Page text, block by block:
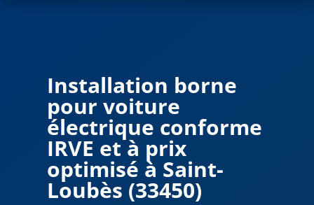
Installation borne
pour voiture
électrique conforme
IRVE et à prix
optimisé à Saint-
Loubès (33450)